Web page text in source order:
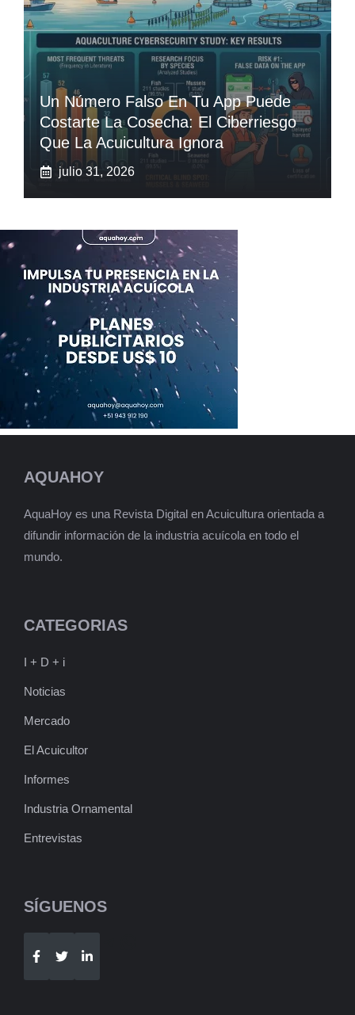
Un Número Falso En Tu App Puede
Costarte La Cosecha: El Ciberriesgo
Que La Acuicultura Ignora
julio 31, 2026
AQUAHOY
AquaHoy es una Revista Digital en Acuicultura orientada a
difundir información de la industria acuícola en todo el
mundo.
CATEGORIAS
I + D + i
Noticias
Mercado
El Acuicultor
Informes
Industria Ornamental
Entrevistas
SÍGUENOS